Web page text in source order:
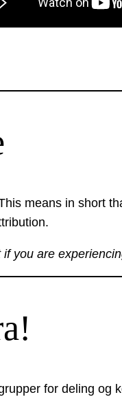
means in short
you are
for deling og